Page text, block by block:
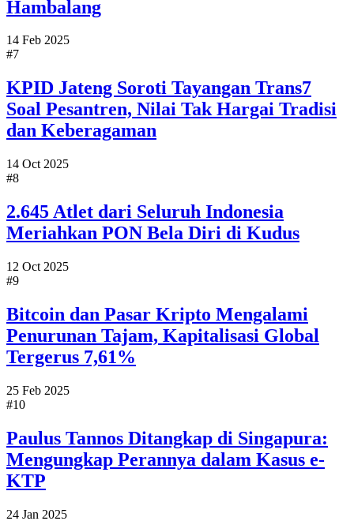
Hambalang
14 Feb 2025
#7
KPID Jateng Soroti Tayangan Trans7
Soal Pesantren, Nilai Tak Hargai Tradisi
dan Keberagaman
14 Oct 2025
#8
2.645 Atlet dari Seluruh Indonesia
Meriahkan PON Bela Diri di Kudus
12 Oct 2025
#9
Bitcoin dan Pasar Kripto Mengalami
Penurunan Tajam, Kapitalisasi Global
Tergerus 7,61%
25 Feb 2025
#10
Paulus Tannos Ditangkap di Singapura:
Mengungkap Perannya dalam Kasus e-
KTP
24 Jan 2025